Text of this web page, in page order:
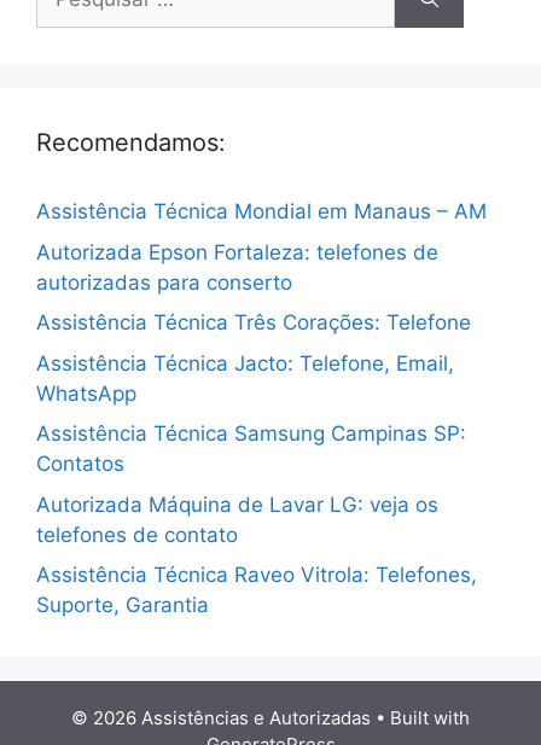
Recomendamos:
Assistência Técnica Mondial em Manaus – AM
Autorizada Epson Fortaleza: telefones de
autorizadas para conserto
Assistência Técnica Três Corações: Telefone
Assistência Técnica Jacto: Telefone, Email,
WhatsApp
Assistência Técnica Samsung Campinas SP:
Contatos
Autorizada Máquina de Lavar LG: veja os
telefones de contato
Assistência Técnica Raveo Vitrola: Telefones,
Suporte, Garantia
© 2026 Assistências e Autorizadas • Built with